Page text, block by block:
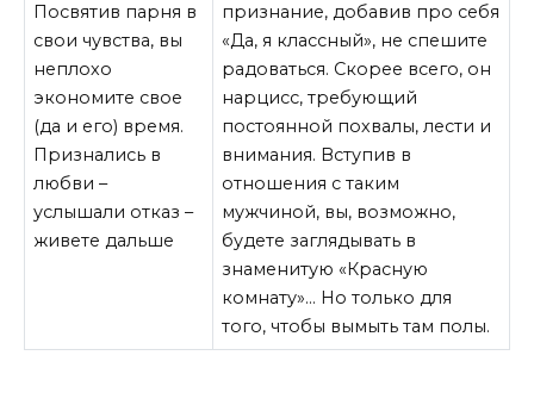
Посвятив парня в
свои чувства, вы
неплохо
экономите свое
(да и его) время.
Признались в
любви –
услышали отказ –
живете дальше
признание, добавив про себя
«Да, я классный», не спешите
радоваться. Скорее всего, он
нарцисс, требующий
постоянной похвалы, лести и
внимания. Вступив в
отношения с таким
мужчиной, вы, возможно,
будете заглядывать в
знаменитую «Красную
комнату»… Но только для
того, чтобы вымыть там полы.